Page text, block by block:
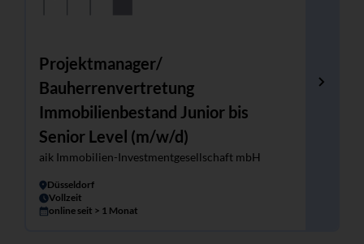
Projektmanager/
Bauherrenvertretung
Immobilienbestand Junior bis
Senior Level (m/w/d)
aik Immobilien-Investmentgesellschaft mbH
Düsseldorf
Vollzeit
online seit > 1 Monat